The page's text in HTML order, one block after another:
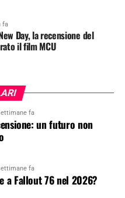
fa
Day, la recensione del
il film MCU
fa
un futuro non
fa
a Fallout 76 nel 2026?